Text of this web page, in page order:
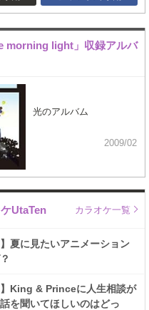
morning light」収録アルバ
光のアルバム
2009/02
UtaTen カラオケ一覧
】夏に見たいアニメーション
】King & Princeに人生相談が
を聞いてほしいのはどっ